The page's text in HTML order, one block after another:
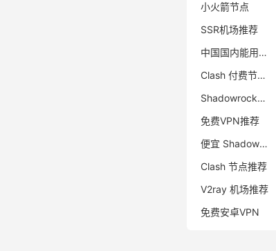
小火箭节点
SSR机场推荐
中国国内能用的翻墙VPN推荐
Clash 付费节点购买
Shadowrocket 地址
免费VPN推荐
便宜 Shadowsocks 购买
Clash 节点推荐
V2ray 机场推荐
免费安卓VPN